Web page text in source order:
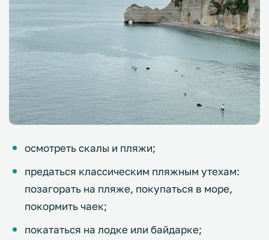
осмотреть скалы и пляжи;
предаться классическим пляжным утехам:
позагорать на пляже, покупаться в море,
покормить чаек;
покататься на лодке или байдарке;